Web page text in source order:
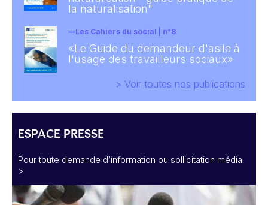
la naturalisation"
Les Cahiers du social | n°8
«Le Guide du demandeur d'asile à
l'usage des travailleurs sociaux»
> Voir toutes nos publications
ESPACE PRESSE
Pour toute demande d’information ou sollicitation média
>